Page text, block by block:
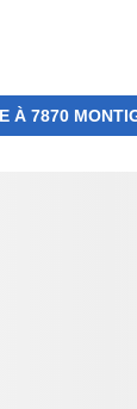
À 7870